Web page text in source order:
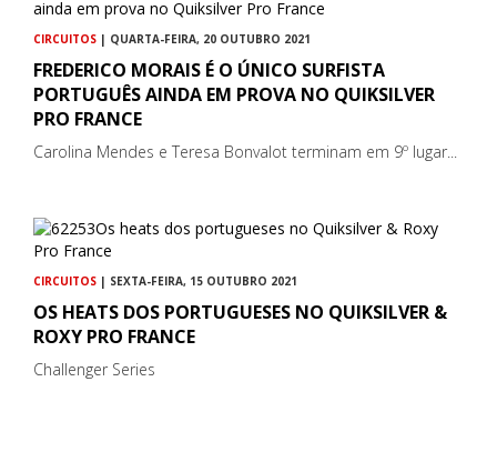
CIRCUITOS | QUARTA-FEIRA, 20 OUTUBRO 2021
FREDERICO MORAIS É O ÚNICO SURFISTA
PORTUGUÊS AINDA EM PROVA NO QUIKSILVER
PRO FRANCE
Carolina Mendes e Teresa Bonvalot terminam em 9º lugar...
CIRCUITOS | SEXTA-FEIRA, 15 OUTUBRO 2021
OS HEATS DOS PORTUGUESES NO QUIKSILVER &
ROXY PRO FRANCE
Challenger Series